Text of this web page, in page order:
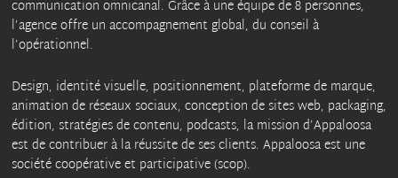
communication omnicanal. Grâce à une équipe de 8 personnes,
l’agence offre un accompagnement global, du conseil à
l’opérationnel.
Design, identité visuelle, positionnement, plateforme de marque,
animation de réseaux sociaux, conception de sites web, packaging,
édition, stratégies de contenu, podcasts, la mission d’Appaloosa
est de contribuer à la réussite de ses clients. Appaloosa est une
société coopérative et participative (scop).